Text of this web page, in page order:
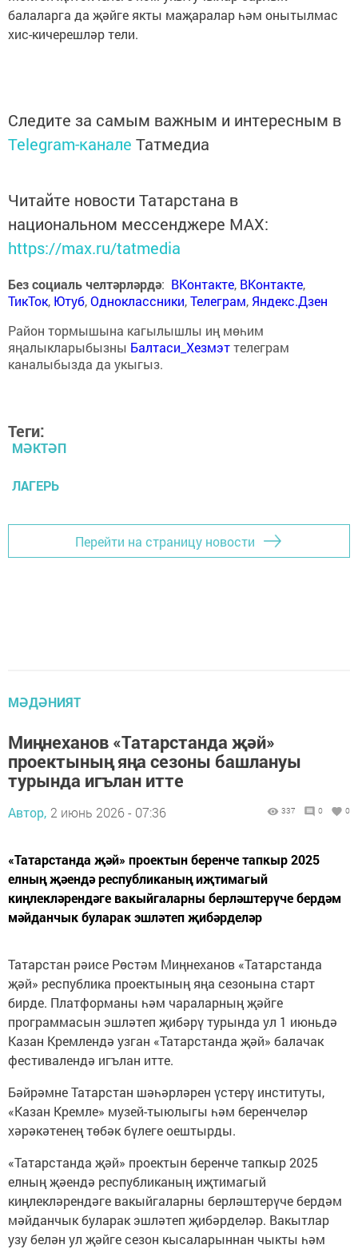
балаларга да җәйге якты маҗаралар һәм онытылмас
хис-кичерешләр тели.
Следите за самым важным и интересным в
Telegram-канале Татмедиа
Читайте новости Татарстана в
национальном мессенджере MАХ:
https://max.ru/tatmedia
Без социаль челтәрләрдә: ВКонтакте, ВКонтакте,
ТикТок, Ютуб,Одноклассники,Телеграм, Яндекс.Дзен
Район тормышына кагылышлы иң мөһим
яңалыкларыбызны Балтаси_Хезмэттелеграм
каналыбызда да укыгыз.
Теги:
МӘКТӘП
ЛАГЕРЬ
Перейти на страницу новости
МӘДӘНИЯТ
Миңнеханов «Татарстанда җәй»
проектының яңа сезоны башлануы
турында игълан итте
Автор, 2 июнь 2026 - 07:36 337 0 0
«Татарстанда җәй» проектын беренче тапкыр 2025
елның җәендә республиканың иҗтимагый
киңлекләрендәге вакыйгаларны берләштерүче бердәм
мәйданчык буларак эшләтеп җибәрделәр
Татарстан рәисе Рөстәм Миңнеханов «Татарстанда
җәй» республика проектының яңа сезонына старт
бирде. Платформаны һәм чараларның җәйге
программасын эшләтеп җибәрү турында ул 1 июньдә
Казан Кремлендә узган «Татарстанда җәй» балачак
фестивалендә игълан итте.
Бәйрәмне Татарстан шәһәрләрен үстерү институты,
«Казан Кремле» музей-тыюлыгы һәм беренчеләр
хәрәкәтенең төбәк бүлеге оештырды.
«Татарстанда җәй» проектын беренче тапкыр 2025
елның җәендә республиканың иҗтимагый
киңлекләрендәге вакыйгаларны берләштерүче бердәм
мәйданчык буларак эшләтеп җибәрделәр. Вакытлар
узу белән ул җәйге сезон кысаларыннан чыкты һәм